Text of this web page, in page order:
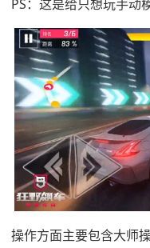
PS：这是给只想玩手动
操作方面主要包含大师